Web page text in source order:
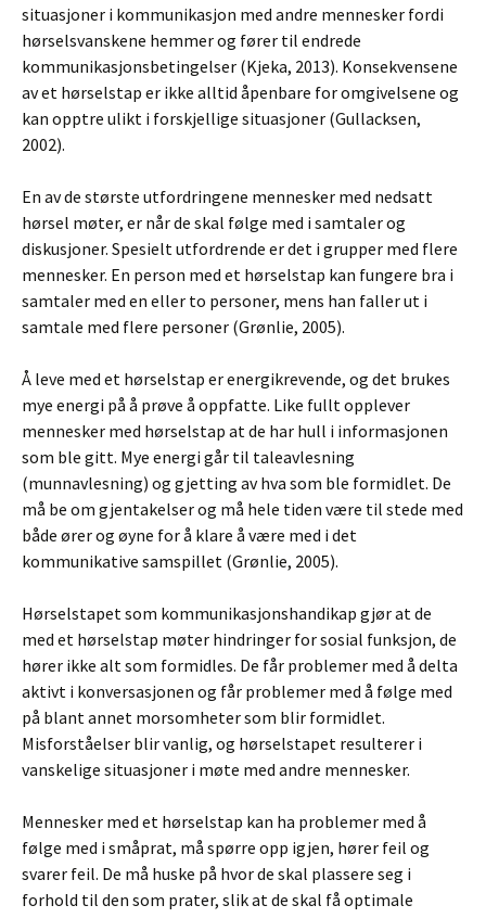
situasjoner i kommunikasjon med andre mennesker fordi
hørselsvanskene hemmer og fører til endrede
kommunikasjonsbetingelser (Kjeka, 2013). Konsekvensene
av et hørselstap er ikke alltid åpenbare for omgivelsene og
kan opptre ulikt i forskjellige situasjoner (Gullacksen,
2002).
En av de største utfordringene mennesker med nedsatt
hørsel møter, er når de skal følge med i samtaler og
diskusjoner. Spesielt utfordrende er det i grupper med flere
mennesker. En person med et hørselstap kan fungere bra i
samtaler med en eller to personer, mens han faller ut i
samtale med flere personer (Grønlie, 2005).
Å leve med et hørselstap er energikrevende, og det brukes
mye energi på å prøve å oppfatte. Like fullt opplever
mennesker med hørselstap at de har hull i informasjonen
som ble gitt. Mye energi går til taleavlesning
(munnavlesning) og gjetting av hva som ble formidlet. De
må be om gjentakelser og må hele tiden være til stede med
både ører og øyne for å klare å være med i det
kommunikative samspillet (Grønlie, 2005).
Hørselstapet som kommunikasjonshandikap gjør at de
med et hørselstap møter hindringer for sosial funksjon, de
hører ikke alt som formidles. De får problemer med å delta
aktivt i konversasjonen og får problemer med å følge med
på blant annet morsomheter som blir formidlet.
Misforståelser blir vanlig, og hørselstapet resulterer i
vanskelige situasjoner i møte med andre mennesker.
Mennesker med et hørselstap kan ha problemer med å
følge med i småprat, må spørre opp igjen, hører feil og
svarer feil. De må huske på hvor de skal plassere seg i
forhold til den som prater, slik at de skal få optimale